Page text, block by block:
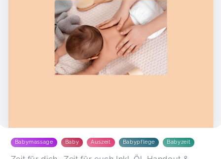
Babymassage Baby Auszeit Babypflege Babyzeit